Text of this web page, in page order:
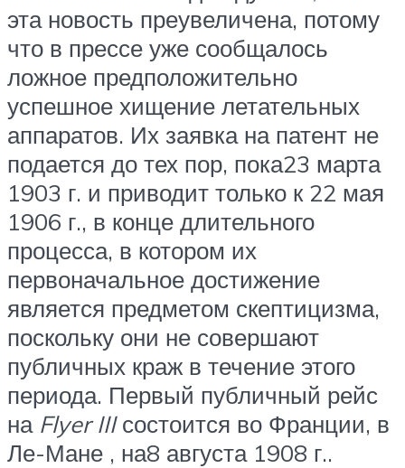
эта новость преувеличена, потому
что в прессе уже сообщалось
ложное предположительно
успешное хищение летательных
аппаратов. Их заявка на патент не
подается до тех пор, пока23 марта
1903 г. и приводит только к 22 мая
1906 г., в конце длительного
процесса, в котором их
первоначальное достижение
является предметом скептицизма,
поскольку они не совершают
публичных краж в течение этого
периода. Первый публичный рейс
на Flyer IIIсостоится во Франции, в
Ле-Мане , на8 августа 1908 г..